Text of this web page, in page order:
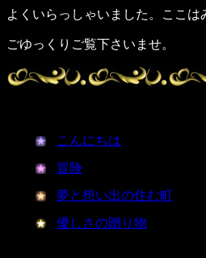
よくいらっしゃいました。ここ
ごゆっくりご覧下さいませ。
こんにちは
冒険
夢と想い出の住む町
優しさの贈り物